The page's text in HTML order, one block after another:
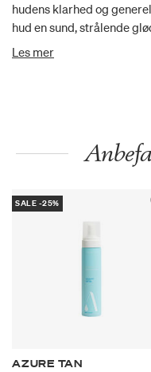
hudens klarhed og
hud en sund, strålende
gradvis glød og for at
Les mer
SALE -25%
AZURE TAN